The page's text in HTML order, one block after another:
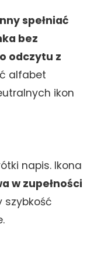
spełniać
bez
odczytu z
alfabet
ikon
napis. Ikona
w zupełności
szybkość